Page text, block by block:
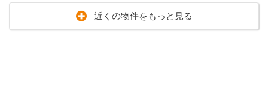
近くの物件をもっと見る